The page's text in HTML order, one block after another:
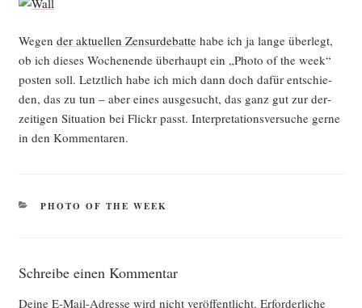
Wegen der aktu­el­len Zen­sur­de­bat­tehabe ich ja lan­ge über­legt,
ob ich die­ses Wochen­en­de über­haupt ein „Pho­to of the week“
pos­ten soll. Letzt­lich habe ich mich dann doch dafür ent­schie­
den, das zu tun – aber eines aus­ge­sucht, das ganz gut zur der­
zei­ti­gen Situa­ti­on bei Flickr passt. Inter­pre­ta­ti­ons­ver­su­che ger­ne
in den Kommentaren.
KATEGORIEN
PHOTO OF THE WEEK
Schreibe einen Kommentar
Deine E-Mail-Adresse wird nicht veröffentlicht. Erforderliche